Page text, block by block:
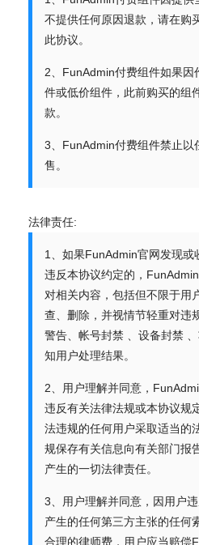
不提供任何原因退款，请在购
此协议。
2、FunAdmin付费组件如果因
件或低价组件，此前购买的组
款。
3、FunAdmin付费组件禁止以
售。
法律责任:
1、如果FunAdmin官网发现或
违反本协议约定的，
对相关内容，包括但不限于用
查、删除，并视情节轻重对违
警告、帐号封禁 、设备封禁
知用户处理结果。
2、用户理解并同意，
违反有关法律法规或本协议规
法违规的任何用户采取适当的
规保存有关信息向有关部门报
产生的一切法律责任。
3、用户理解并同意，因用户
产生的任何第三方主张的任何
合理的律师费，用户应当赔偿